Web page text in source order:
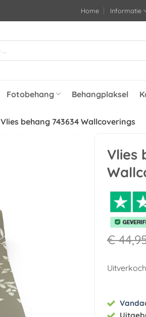
Home Informatie
Fotobehang Behangplaksel
Vlies behang 743634 Wallcoverings
Vlies
€